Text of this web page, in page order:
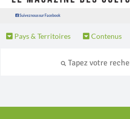
Suivez nous sur Facebook
Pays & Territoires Contenus